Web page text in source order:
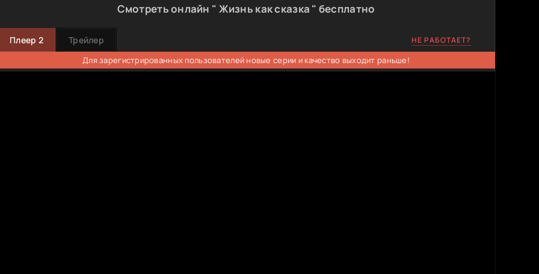
Смотреть онлайн " Жизнь как сказка " бесплатно
Плеер 2 Трейлер НЕ РАБОТАЕТ?
Для зарегистрированных пользователей новые серии и качество выходит раньше!